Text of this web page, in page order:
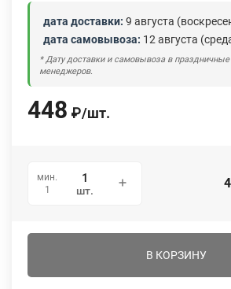
дата доставки: 9 августа
дата самовывоза: 12 августа
* Дату доставки и самовывоза в праздничные
менеджеров.
448 ₽/шт.
мин.
1
шт.
В КОРЗИНУ